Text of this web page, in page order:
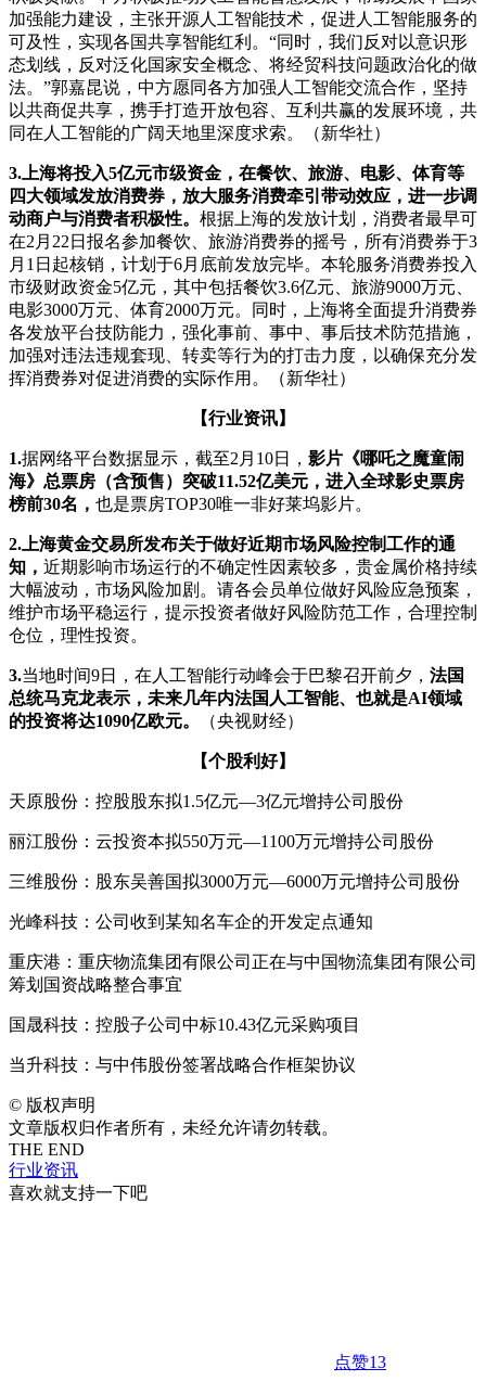
加强能力建设，主张开源人工智能技术，促进人工智能服务的
可及性，实现各国共享智能红利。“同时，我们反对以意识形
态划线，反对泛化国家安全概念、将经贸科技问题政治化的做
法。”郭嘉昆说，中方愿同各方加强人工智能交流合作，坚持
以共商促共享，携手打造开放包容、互利共赢的发展环境，共
同在人工智能的广阔天地里深度求索。（新华社）
3. 上海将投入5亿元市级资金，在餐饮、旅游、电影、体育等
四大领域发放消费券，放大服务消费牵引带动效应，进一步调
动商户与消费者积极性。 根据上海的发放计划，消费者最早可
在2月22日报名参加餐饮、旅游消费券的摇号，所有消费券于3
月1日起核销，计划于6月底前发放完毕。本轮服务消费券投入
市级财政资金5亿元，其中包括餐饮3.6亿元、旅游9000万元、
电影3000万元、体育2000万元。同时，上海将全面提升消费券
各发放平台技防能力，强化事前、事中、事后技术防范措施，
加强对违法违规套现、转卖等行为的打击力度，以确保充分发
挥消费券对促进消费的实际作用。（新华社）
【行业资讯】
1.据网络平台数据显示，截至2月10日， 影片《哪吒之魔童闹
海》总票房（含预售）突破11.52亿美元，进入全球影史票房
榜前30名， 也是票房TOP30唯一非好莱坞影片。
2. 上海黄金交易所发布关于做好近期市场风险控制工作的通
知， 近期影响市场运行的不确定性因素较多，贵金属价格持续
大幅波动，市场风险加剧。请各会员单位做好风险应急预案，
维护市场平稳运行，提示投资者做好风险防范工作，合理控制
仓位，理性投资。
3.当地时间9日，在人工智能行动峰会于巴黎召开前夕， 法国
总统马克龙表示，未来几年内法国人工智能、也就是AI领域
的投资将达1090亿欧元。
（央视财经）
【个股利好】
天原股份：控股股东拟1.5亿元—3亿元增持公司股份
丽江股份：云投资本拟550万元—1100万元增持公司股份
三维股份：股东吴善国拟3000万元—6000万元增持公司股份
光峰科技：公司收到某知名车企的开发定点通知
重庆港：重庆物流集团有限公司正在与中国物流集团有限公司
筹划国资战略整合事宜
国晟科技：控股子公司中标10.43亿元采购项目
当升科技：与中伟股份签署战略合作框架协议
© 版权声明
文章版权归作者所有，未经允许请勿转载。
THE END
行业资讯
喜欢就支持一下吧
点赞13